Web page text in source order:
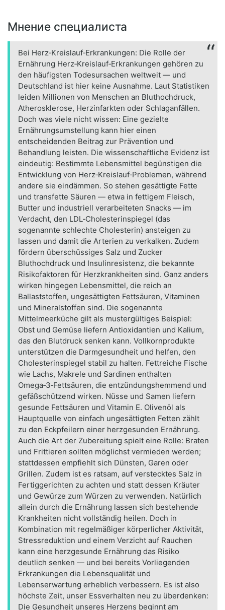
Мнение специалиста
Bei Herz‑Kreislauf‑Erkrankungen: Die Rolle der
Ernährung Herz‑Kreislauf‑Erkrankungen gehören zu
den häufigsten Todesursachen weltweit — und
Deutschland ist hier keine Ausnahme. Laut Statistiken
leiden Millionen von Menschen an Bluthochdruck,
Atherosklerose, Herzinfarkten oder Schlaganfällen.
Doch was viele nicht wissen: Eine gezielte
Ernährungsumstellung kann hier einen
entscheidenden Beitrag zur Prävention und
Behandlung leisten. Die wissenschaftliche Evidenz ist
eindeutig: Bestimmte Lebensmittel begünstigen die
Entwicklung von Herz‑Kreislauf‑Problemen, während
andere sie eindämmen. So stehen gesättigte Fette
und transfette Säuren — etwa in fettigem Fleisch,
Butter und industriell verarbeiteten Snacks — im
Verdacht, den LDL‑Cholesterinspiegel (das
sogenannte schlechte Cholesterin) ansteigen zu
lassen und damit die Arterien zu verkalken. Zudem
fördern überschüssiges Salz und Zucker
Bluthochdruck und Insulinresistenz, die bekannte
Risikofaktoren für Herzkrankheiten sind. Ganz anders
wirken hingegen Lebensmittel, die reich an
Ballaststoffen, ungesättigten Fettsäuren, Vitaminen
und Mineralstoffen sind. Die sogenannte
Mittelmeerküche gilt als mustergültiges Beispiel:
Obst und Gemüse liefern Antioxidantien und Kalium,
das den Blutdruck senken kann. Vollkornprodukte
unterstützen die Darmgesundheit und helfen, den
Cholesterinspiegel stabil zu halten. Fettreiche Fische
wie Lachs, Makrele und Sardinen enthalten
Omega‑3‑Fettsäuren, die entzündungshemmend und
gefäßschützend wirken. Nüsse und Samen liefern
gesunde Fettsäuren und Vitamin E. Olivenöl als
Hauptquelle von einfach ungesättigten Fetten zählt
zu den Eckpfeilern einer herzgesunden Ernährung.
Auch die Art der Zubereitung spielt eine Rolle: Braten
und Frittieren sollten möglichst vermieden werden;
stattdessen empfiehlt sich Dünsten, Garen oder
Grillen. Zudem ist es ratsam, auf verstecktes Salz in
Fertiggerichten zu achten und statt dessen Kräuter
und Gewürze zum Würzen zu verwenden. Natürlich
allein durch die Ernährung lassen sich bestehende
Krankheiten nicht vollständig heilen. Doch in
Kombination mit regelmäßiger körperlicher Aktivität,
Stressreduktion und einem Verzicht auf Rauchen
kann eine herzgesunde Ernährung das Risiko
deutlich senken — und bei bereits Vorliegenden
Erkrankungen die Lebensqualität und
Lebenserwartung erheblich verbessern. Es ist also
höchste Zeit, unser Essverhalten neu zu überdenken:
Die Gesundheit unseres Herzens beginnt am